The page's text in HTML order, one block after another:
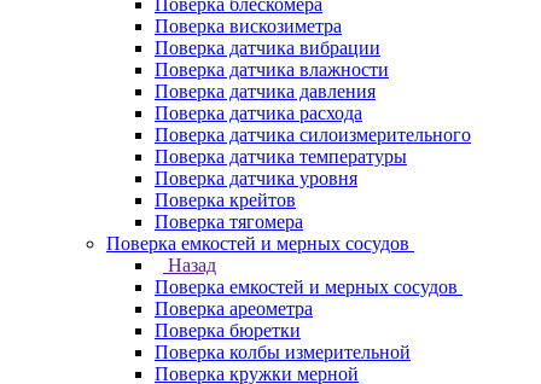
Поверка блескомера
Поверка вискозиметра
Поверка датчика вибрации
Поверка датчика влажности
Поверка датчика давления
Поверка датчика расхода
Поверка датчика силоизмерительного
Поверка датчика температуры
Поверка датчика уровня
Поверка крейтов
Поверка тягомера
Поверка емкостей и мерных сосудов
Назад
Поверка емкостей и мерных сосудов
Поверка ареометра
Поверка бюретки
Поверка колбы измерительной
Поверка кружки мерной